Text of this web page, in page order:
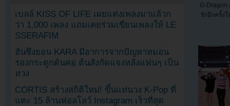
G-
รักอีกครั้งใ
เบลล์ KISS OF LIFE เผยแต่งเพลงมาแล้วก
ว่า 1,000 เพลง แถมเคยร่วมเขียนเพลงให้ LE
SSERAFIM
ฮันซึงยอน KARA มีอาการจากปัญหาหมอน
รองกระดูกต้นคอ ต้นสังกัดแจงหลังแฟนๆ เป็น
ห่วง
CORTIS สร้างสถิติใหม่! ขึ้นแท่นวง K-Pop ที่
แตะ 15 ล้านฟอลโลว์ Instagram เร็วที่สุด